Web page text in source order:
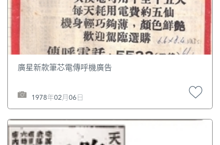
廣星新款筆芯電傳呼機廣告
1978年02月06日